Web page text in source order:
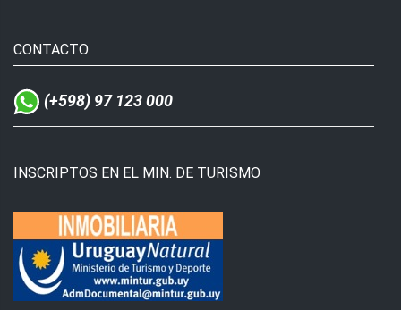
CONTACTO
(+598) 97 123 000
INSCRIPTOS EN EL MIN. DE TURISMO